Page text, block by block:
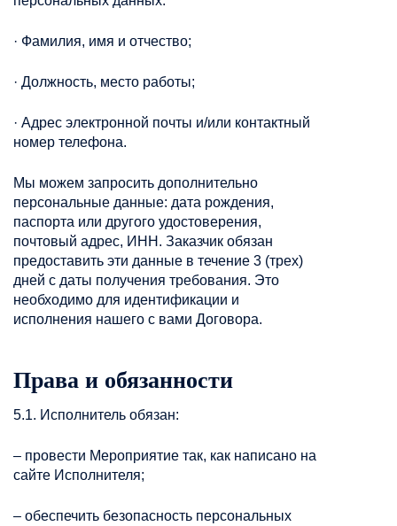
· Фамилия, имя и отчество;
· Должность, место работы;
· Адрес электронной почты и/или контактный
номер телефона.
Мы можем запросить дополнительно
персональные данные: дата рождения,
паспорта или другого удостоверения,
почтовый адрес, ИНН. Заказчик обязан
предоставить эти данные в течение 3 (трех)
дней с даты получения требования. Это
необходимо для идентификации и
исполнения нашего с вами Договора.
Права и обязанности
5.1. Исполнитель обязан:
– провести Мероприятие так, как написано на
сайте Исполнителя;
– обеспечить безопасность персональных